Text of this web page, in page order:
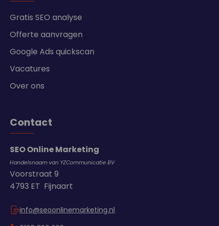
Gratis SEO analyse
Offerte aanvragen
Google Ads quickscan
Vacatures
Over ons
Contact
SEO Online Marketing
Handelsnaam van YZCommunicatie BV
Voorstraat 9
4793 ET Fijnaart
info@seoonlinemarketing.nl